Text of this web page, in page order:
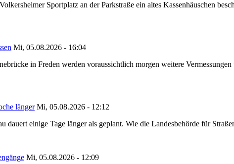
Sportplatz an der Parkstraße ein altes Kassenhäuschen
Mi, 05.08.2026 - 16:04
in Freden werden voraussichtlich morgen weitere
länger Mi, 05.08.2026 - 12:12
dauert einige Tage länger als geplant. Wie die Landesbehörde für
Mi, 05.08.2026 - 12:09